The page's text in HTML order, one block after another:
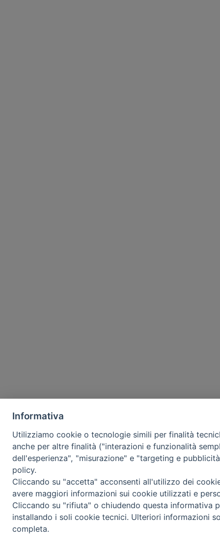
Informativa
Utilizziamo cookie o tecnologie simili per finalità
anche per altre finalità ("interazioni e funzionalità
dell'esperienza", "misurazione" e "targeting e
policy.
Cliccando su "accetta" acconsenti all'utilizzo dei
avere maggiori informazioni sui cookie utilizzati e
Cliccando su "rifiuta" o chiudendo questa informativa
installando i soli cookie tecnici. Ulteriori informazioni
completa.